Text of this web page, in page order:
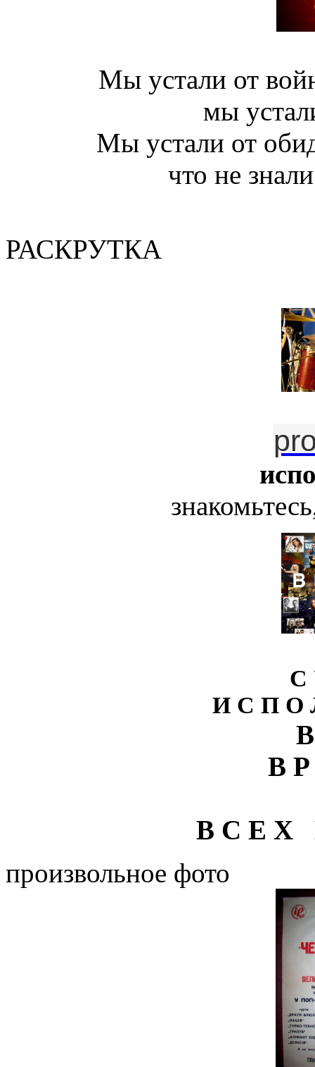
Мы устали от
мы
Мы устали от
что не
РАСКРУТКА
С
И С П О
В
В С Е Х
произвольное фото